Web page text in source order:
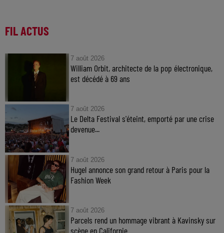
FIL ACTUS
7 août 2026
William Orbit, architecte de la pop électronique,
est décédé à 69 ans
7 août 2026
Le Delta Festival s'éteint, emporté par une crise
devenue...
7 août 2026
Hugel annonce son grand retour à Paris pour la
Fashion Week
7 août 2026
Parcels rend un hommage vibrant à Kavinsky sur
scène en Californie